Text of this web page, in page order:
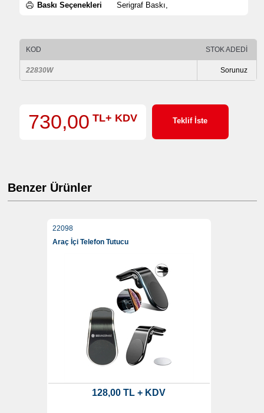
Baskı Seçenekleri Serigraf Baskı,
KOD STOK ADEDİ
22830W Sorunuz
730,00 TL+ KDV Teklif İste
Benzer Ürünler
22098
Araç İçi Telefon Tutucu
128,00 TL + KDV